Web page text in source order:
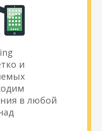
и
в любой